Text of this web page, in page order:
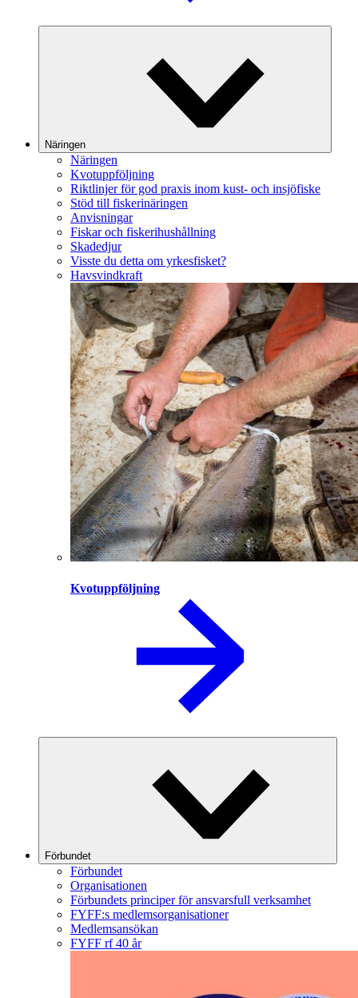
Näringen
Näringen
Kvotuppföljning
Riktlinjer för god praxis inom kust- och insjöfiske
Stöd till fiskerinäringen
Anvisningar
Fiskar och fiskerihushållning
Skadedjur
Visste du detta om yrkesfisket?
Havsvindkraft
Kvotuppföljning
Förbundet
Förbundet
Organisationen
Förbundets principer för ansvarsfull verksamhet
FYFF:s medlemsorganisationer
Medlemsansökan
FYFF rf 40 år